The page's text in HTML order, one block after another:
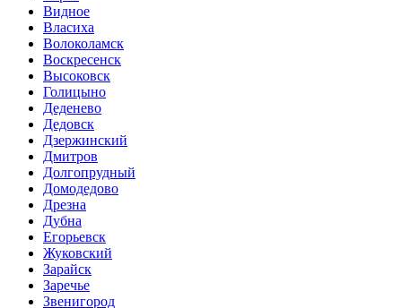
Видное
Власиха
Волоколамск
Воскресенск
Высоковск
Голицыно
Деденево
Дедовск
Дзержинский
Дмитров
Долгопрудный
Домодедово
Дрезна
Дубна
Егорьевск
Жуковский
Зарайск
Заречье
Звенигород